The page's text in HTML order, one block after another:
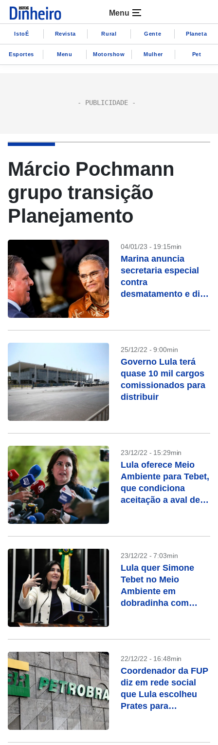
Menu
IstoÉ Revista Rural Gente Planeta
Esportes Menu Motorshow Mulher Pet
Márcio Pochmann
grupo transição
Planejamento
04/01/23 - 19:15min
Marina anuncia
secretaria especial
contra
desmatamento e diz
Brasil
25/12/22 - 9:00min
Governo Lula terá
quase 10 mil cargos
comissionados para
distribuir
23/12/22 - 15:29min
Lula oferece Meio
Ambiente para Tebet,
que condiciona
aceitação a aval de
23/12/22 - 7:03min
Lula quer Simone
Tebet no Meio
Ambiente em
dobradinha com
22/12/22 - 16:48min
Coordenador da FUP
diz em rede social
que Lula escolheu
Prates para